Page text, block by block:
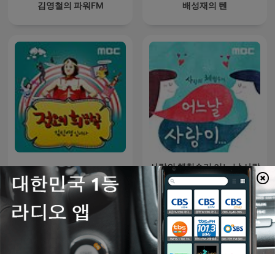
김영철의 파워FM 배성재의 텐
정오의 희망곡 김신영입니다
사랑의 체험수기 어느 날 사랑
이...